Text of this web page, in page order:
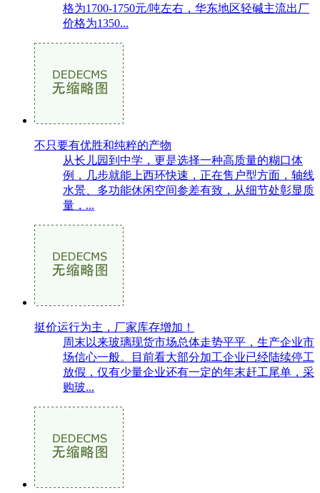
格为1700-1750元/吨左右，华东地区轻碱主流出厂
价格为1350...
不只要有优胜和纯粹的产物
从长儿园到中学，更是选择一种高质量的糊口体
例，几步就能上西环快速，正在售户型方面，轴线
水景、多功能休闲空间参差有致，从细节处彰显质
量，...
挺价运行为主，厂家库存增加！
周末以来玻璃现货市场总体走势平平，生产企业市
场信心一般。目前看大部分加工企业已经陆续停工
放假，仅有少量企业还有一定的年末赶工尾单，采
购玻...